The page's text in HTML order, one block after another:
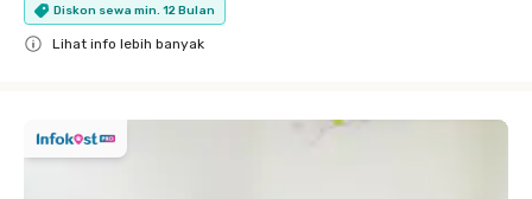
Diskon sewa min. 12 Bulan
Lihat info lebih banyak